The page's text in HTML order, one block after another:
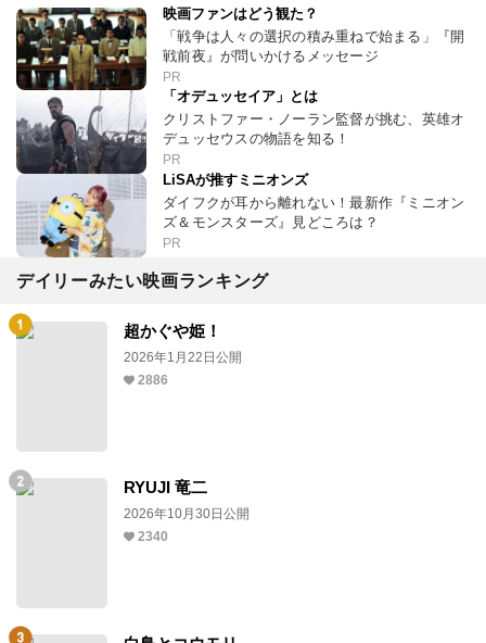
映画ファンはどう観た？
「戦争は人々の選択の積み重ねで始まる」『開
戦前夜』が問いかけるメッセージ
PR
「オデュッセイア」とは
クリストファー・ノーラン監督が挑む、英雄オ
デュッセウスの物語を知る！
PR
LiSAが推すミニオンズ
ダイフクが耳から離れない！最新作『ミニオン
ズ＆モンスターズ』見どころは？
PR
デイリーみたい映画ランキング
超かぐや姫！
2026年1月22日公開
2886
RYUJI 竜二
2026年10月30日公開
2340